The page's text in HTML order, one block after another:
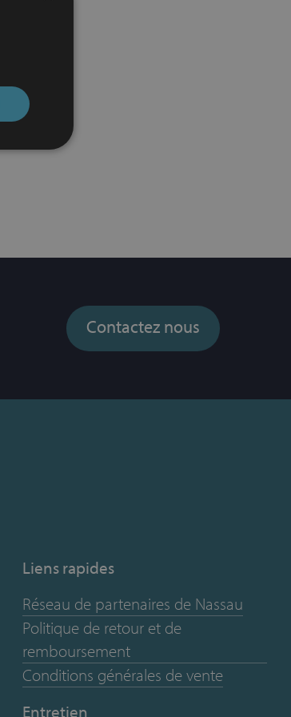
Contactez nous
Liens rapides
Réseau de partenaires de Nassau
Politique de retour et de
remboursement
Conditions générales de vente
Entretien